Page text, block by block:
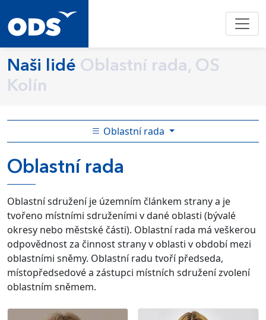
Naši lidé Oblastní rada, OS
Kolín
Oblastní rada
Oblastní rada
Oblastní sdružení je územním článkem strany a je
tvořeno místními sdruženími v dané oblasti (bývalé
okresy nebo městské části). Oblastní rada má veškerou
odpovědnost za činnost strany v oblasti v období mezi
oblastními sněmy. Oblastní radu tvoří předseda,
místopředsedové a zástupci místních sdružení zvolení
oblastním sněmem.